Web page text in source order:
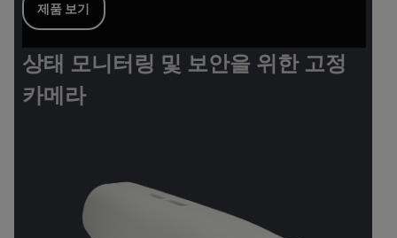
제품 보기
상태 모니터링 및 보안을 위한 고정
카메라